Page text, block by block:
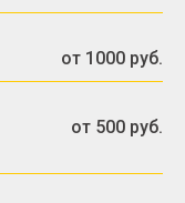
от 1000 руб.
от 500 руб.